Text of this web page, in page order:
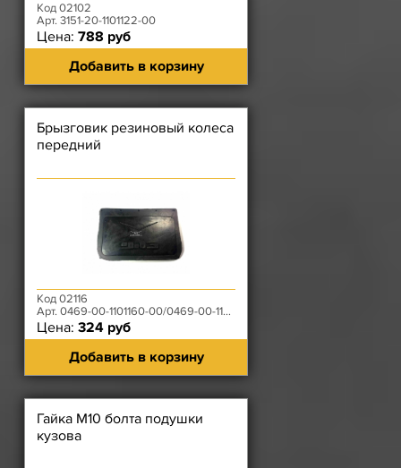
Код 02102
Арт. 3151-20-1101122-00
Цена: 788 руб
Добавить в корзину
Брызговик резиновый колеса
передний
Код 02116
Арт. 0469-00-1101160-00/0469-00-1101161-00
Цена: 324 руб
Добавить в корзину
Гайка М10 болта подушки
кузова